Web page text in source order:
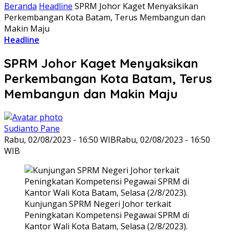
Beranda Headline SPRM Johor Kaget Menyaksikan
Perkembangan Kota Batam, Terus Membangun dan
Makin Maju
Headline
SPRM Johor Kaget Menyaksikan
Perkembangan Kota Batam, Terus
Membangun dan Makin Maju
Sudianto Pane
Rabu, 02/08/2023 - 16:50 WIBRabu, 02/08/2023 - 16:50
WIB
Kunjungan SPRM Negeri Johor terkait
Peningkatan Kompetensi Pegawai SPRM di
Kantor Wali Kota Batam, Selasa (2/8/2023).